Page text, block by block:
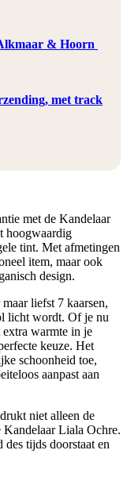
& Hoorn
met track
met de Kandelaar
hoogwaardig
tint. Met afmetingen
item, maar ook
design.
liefst 7 kaarsen,
licht wordt. Of je nu
warmte in je
keuze. Het
schoonheid toe,
aanpast aan
niet alleen de
Kandelaar Liala Ochre.
tijds doorstaat en